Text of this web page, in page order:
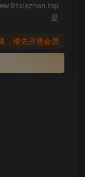
是
，请先开通会员